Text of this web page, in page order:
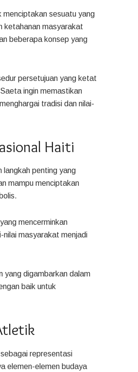
menciptakan sesuatu yang
ketahanan masyarakat
beberapa konsep yang
persetujuan yang ketat
ingin memastikan
tradisi dan nilai-
Haiti
langkah penting yang
mampu menciptakan
mencerminkan
nilai masyarakat menjadi
yang digambarkan dalam
baik untuk
representasi
elemen-elemen budaya